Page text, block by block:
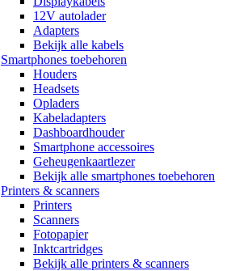
12V autolader
Adapters
Bekijk alle kabels
Smartphones toebehoren
Houders
Headsets
Opladers
Kabeladapters
Dashboardhouder
Smartphone accessoires
Geheugenkaartlezer
Bekijk alle smartphones toebehoren
Printers & scanners
Printers
Scanners
Fotopapier
Inktcartridges
Bekijk alle printers & scanners